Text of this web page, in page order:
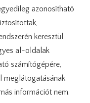
azonosítható
keresztül
al-oldalak
számítógépére,
meglátogatásának
információt nem.